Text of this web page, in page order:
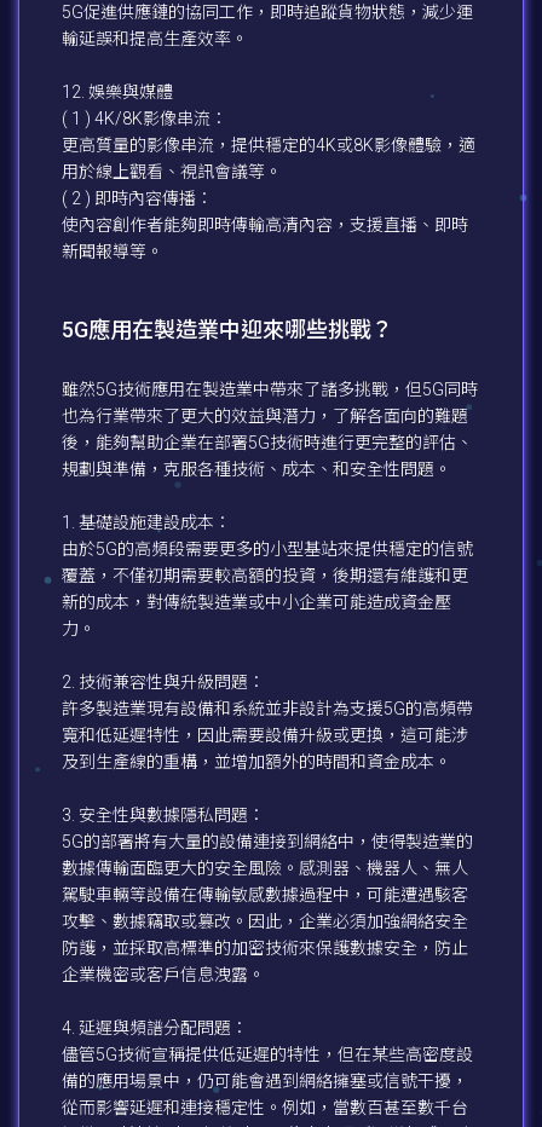
5G促進供應鏈的協同工作，即時追蹤貨物狀態，減少運
輸延誤和提高生產效率。
12. 娛樂與媒體
( 1 ) 4K/8K影像串流：
更高質量的影像串流，提供穩定的4K或8K影像體驗，適
用於線上觀看、視訊會議等。
( 2 ) 即時內容傳播：
使內容創作者能夠即時傳輸高清內容，支援直播、即時
新聞報導等。
5G應用在製造業中迎來哪些挑戰？
雖然5G技術應用在製造業中帶來了諸多挑戰，但5G同時
也為行業帶來了更大的效益與潛力，了解各面向的難題
後，能夠幫助企業在部署5G技術時進行更完整的評估、
規劃與準備，克服各種技術、成本、和安全性問題。
1. 基礎設施建設成本：
由於5G的高頻段需要更多的小型基站來提供穩定的信號
覆蓋，不僅初期需要較高額的投資，後期還有維護和更
新的成本，對傳統製造業或中小企業可能造成資金壓
力。
2. 技術兼容性與升級問題：
許多製造業現有設備和系統並非設計為支援5G的高頻帶
寬和低延遲特性，因此需要設備升級或更換，這可能涉
及到生產線的重構，並增加額外的時間和資金成本。
3. 安全性與數據隱私問題：
5G的部署將有大量的設備連接到網絡中，使得製造業的
數據傳輸面臨更大的安全風險。感測器、機器人、無人
駕駛車輛等設備在傳輸敏感數據過程中，可能遭遇駭客
攻擊、數據竊取或篡改。因此，企業必須加強網絡安全
防護，並採取高標準的加密技術來保護數據安全，防止
企業機密或客戶信息洩露。
4. 延遲與頻譜分配問題：
儘管5G技術宣稱提供低延遲的特性，但在某些高密度設
備的應用場景中，仍可能會遇到網絡擁塞或信號干擾，
從而影響延遲和連接穩定性。例如，當數百甚至數千台